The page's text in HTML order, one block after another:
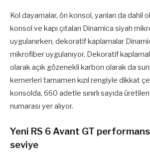
Kol dayamalar, ön konsol, yanları da dahil
konsol ve kapı çıtaları Dinamica siyah
uygulanırken, dekoratif kaplamalar
mikrofiber uygulanıyor. Dekoratif
olarak açık gözenekli karbon olarak da
kemerleri tamamen kızıl rengiyle dikkat
konsolda, 660 adetle sınırlı sayıda
numarası yer alıyor.
Yeni RS 6 Avant GT
seviye